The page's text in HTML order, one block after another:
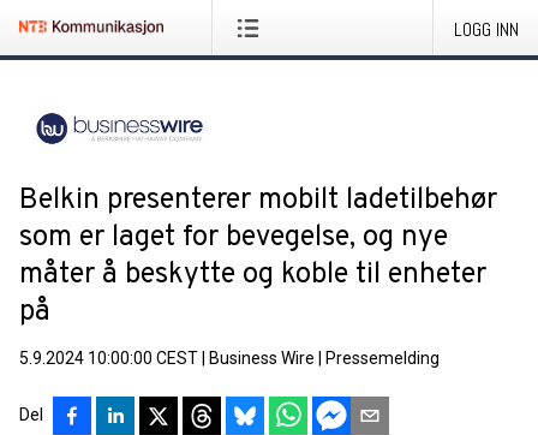
LOGG INN
Belkin presenterer mobilt ladetilbehør
som er laget for bevegelse, og nye
måter å beskytte og koble til enheter
på
5.9.2024 10:00:00 CEST Business Wire Pressemelding
Del